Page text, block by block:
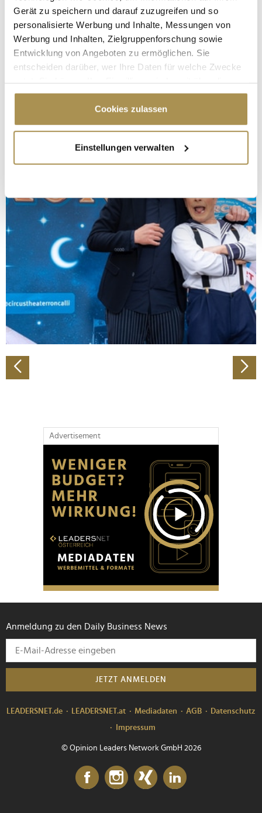
Gerät zu speichern und darauf zuzugreifen und so
personalisierte Werbung und Inhalte, Messungen von
Werbung und Inhalten, Zielgruppenforschung sowie
Entwicklung von Angeboten zu ermöglichen. Sie
entscheiden darüber, wer Ihre Daten für welche Zwecke
Cookie-Erklärung oder durch Klicken auf das Privacy
Trigger Symbol ändern oder widerrufen
Informationen über Ihre geografische Lage
erfassen, welche bis auf einige Meter genau sein
bestimmten Merkmalen (Fingerprinting) identifizieren
Erfahren Sie mehr darüber, wie Ihre persönlichen Daten
verarbeitet werden, und legen Sie Ihre Präferenzen im
Abschnitt Einzelheiten fest.
Wir verwenden Cookies, um Inhalte und Anzeigen zu
personalisieren, Funktionen für soziale Medien anbieten
zu können und die Zugriffe auf unsere Website zu
analysieren. Außerdem geben wir Informationen zu Ihrer
Verwendung unserer Website an unsere Partner für
Partner führen diese Informationen möglicherweise mit
weiteren Daten zusammen, die Sie ihnen bereitgestellt
Cookies zulassen
Einstellungen verwalten
Advertisement
Anmeldung zu den Daily Business News
JETZT ANMELDEN
LEADERSNET.de LEADERSNET.at Mediadaten AGB
Datenschutz
Impressum
© Opinion Leaders Network GmbH 2026